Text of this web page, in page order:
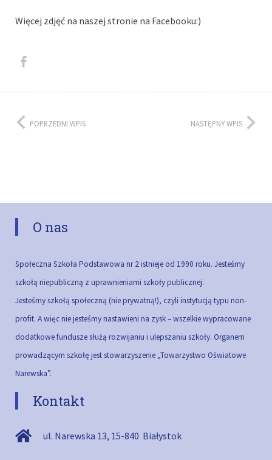
Więcej zdjęć na naszej stronie na Facebooku:)
POPRZEDNI WPIS NASTĘPNY WPIS
O nas
Społeczna Szkoła Podstawowa nr 2 istnieje od 1990 roku. Jesteśmy
szkołą niepubliczną z uprawnieniami szkoły publicznej.
Jesteśmy szkołą społeczną (nie prywatną!), czyli instytucją typu non-
profit. A więc nie jesteśmy nastawieni na zysk – wszelkie wypracowane
dodatkowe fundusze służą rozwijaniu i ulepszaniu szkoły. Organem
prowadzącym szkołę jest stowarzyszenie „Towarzystwo Oświatowe
Narewska”.
Kontakt
ul. Narewska 13, 15-840 Białystok